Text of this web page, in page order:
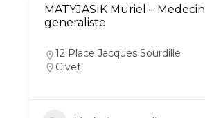
MATYJASIK Muriel – Medecin
generaliste
12 Place Jacques Sourdille
Givet